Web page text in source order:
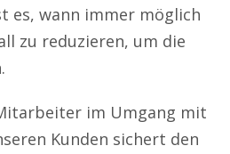
es, wann immer möglich
zu reduzieren, um die
im Umgang mit
Kunden sichert den